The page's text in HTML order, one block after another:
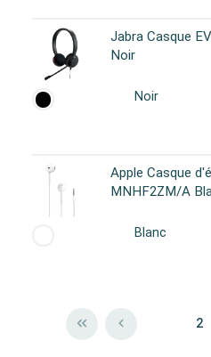
Jabra Casque
Noir
Noir
Apple Casque
MNHF2ZM/A
Blanc
2